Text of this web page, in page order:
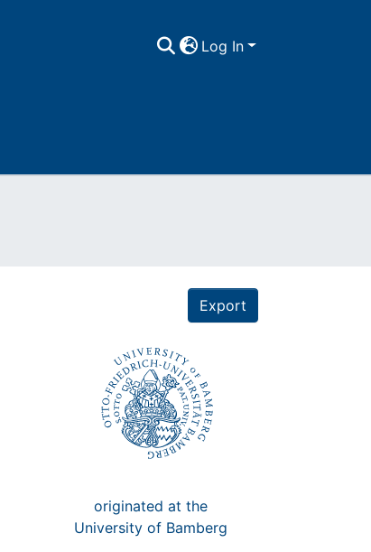
Log In
Export
originated at the
University of Bamberg